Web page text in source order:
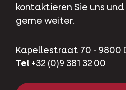
kontaktieren Sie uns
gerne weiter.
Kapellestraat 70 - 9800
Tel +32 (0)9 381 32 00